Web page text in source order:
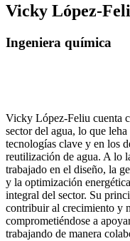
Vicky López-
Ingeniera química
Vicky López-Feliu cuenta
sector del agua, lo que
tecnologías clave y en los
reutilización de agua. A lo
trabajado en el diseño, la
y la optimización
integral del sector. Su
contribuir al crecimiento y
comprometiéndose a
trabajando de manera